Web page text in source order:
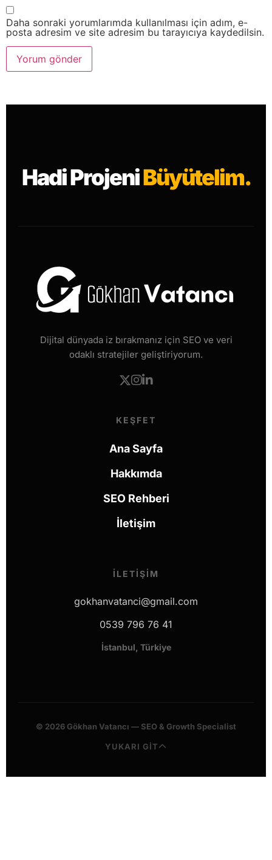
Daha sonraki yorumlarımda kullanılması için adım, e-
posta adresim ve site adresim bu tarayıcıya kaydedilsin.
Hadi ProjeniBüyütelim.
Dijital dünyada iz bırakmanız için SEO ve veri
odaklı stratejiler geliştiriyorum.
KEŞFET
Ana Sayfa
Hakkımda
SEO Rehberi
İletişim
İLETIŞIM
gokhanvatanci@gmail.com
0539 796 76 41
İstanbul, Türkiye
© 2026 Gökhan Vatancı — SEO & Growth Specialist
YUKARI GİT